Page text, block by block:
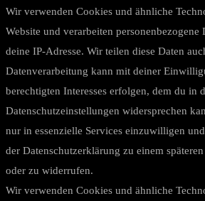
Wir verwenden Cookies und ähnliche
Website und verarbeiten personenbezogene
deine IP-Adresse. Wir teilen diese Daten
Datenverarbeitung kann mit deiner
berechtigten Interesses erfolgen, dem du in
Datenschutzeinstellungen widersprechen
nur in essenzielle Services einzuwilligen
der Datenschutzerklärung zu einem
oder zu widerrufen.
Wir verwenden Cookies und ähnliche